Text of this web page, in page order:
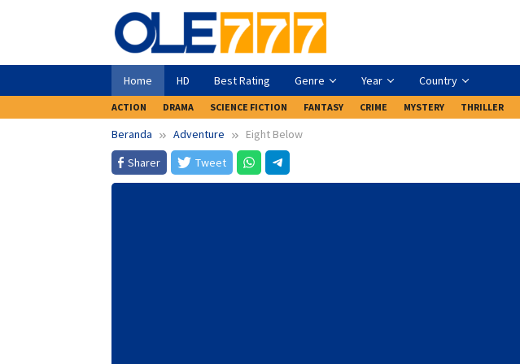
Home HD Best Rating Genre Year Country
ACTION DRAMA SCIENCE FICTION FANTASY CRIME MYSTERY THRILLER
Beranda Adventure
Eight Below
Sharer
Tweet